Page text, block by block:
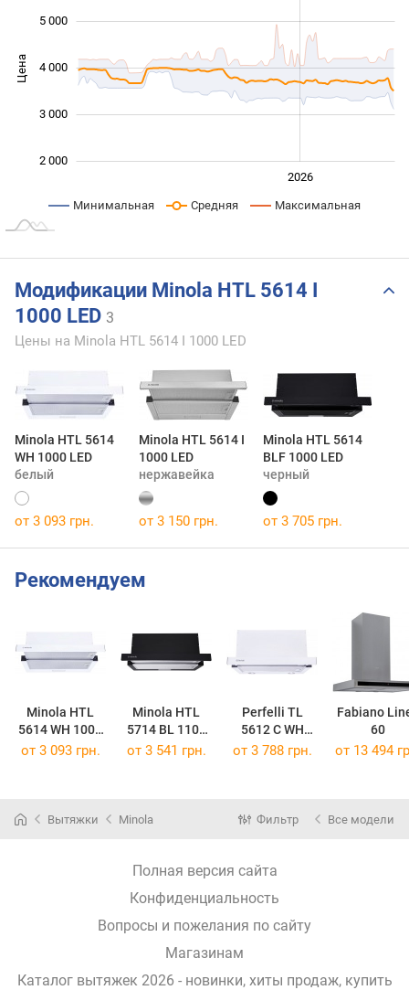
Цена 2 000
2 000
3 000
4 000
5 000
2026
Минимальная Средняя Максимальная
Модификации Minola HTL 5614 I
1000 LED 3
Цены на Minola HTL 5614 I 1000 LED
Minola HTL 5614
WH 1000 LED
белый
Minola HTL 5614 I
1000 LED
нержавейка
Minola HTL 5614
BLF 1000 LED
черный
от 3 093 грн. от 3 150 грн. от 3 705 грн.
Рекомендуем
Minola HTL
5614 WH 1000
LED
Minola HTL
5714 BL 1100
LED
Perfelli TL
5612 C WH
1000 LED
Fabiano
60
от 3 093 грн. от 3 541 грн. от 3 788 грн. от 13 494
Вытяжки Minola Фильтр Все модели
Полная версия сайта
Конфиденциальность
Вопросы и пожелания по сайту
Магазинам
Каталог вытяжек 2026 - новинки, хиты продаж, купить